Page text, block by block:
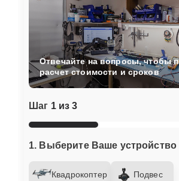
Шаг 1 из 3
1. Выберите Ваше устройство
Квадрокоптер Подвес
Отвечайте на вопросы, чтобы
расчет стоимости и сроков